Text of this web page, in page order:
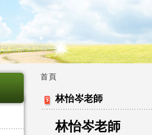
您
首頁
林怡岑老師
林怡岑老師